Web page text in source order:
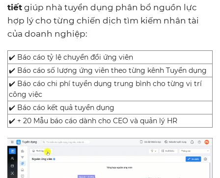
tiết giúp nhà tuyển dụng phân bổ nguồn lực
hợp lý cho từng chiến dịch tìm kiếm nhân tài
của doanh nghiệp:
✔️ Báo cáo tỷ lệ chuyển đổi ứng viên
✔️ Báo cáo số lượng ứng viên theo từng kênh Tuyển dụng
✔️ Báo cáo chi phí tuyển dụng trung bình cho từng vị trí
công việc
✔️ Báo cáo kết quả tuyển dụng
✔️ + 20 Mẫu báo cáo dành cho CEO và quản lý HR